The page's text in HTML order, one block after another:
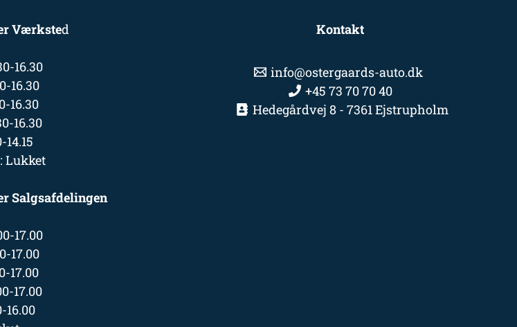
Værksted
16.30
16.30
16.30
16.30
Lukket
Salgsafdelingen
17.00
17.00
17.00
17.00
16.00
Kontakt
info@ostergaards-auto.dk
+45 73 70 70 40
Hedegårdvej 8 - 7361 Ejstrupholm